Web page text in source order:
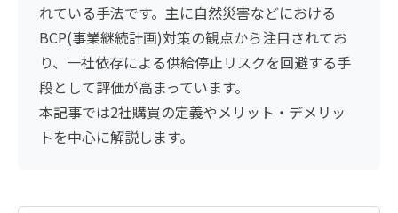
れている手法です。主に自然災害などにおける
BCP(事業継続計画)対策の観点から注目されてお
り、一社依存による供給停止リスクを回避する手
段として評価が高まっています。
本記事では2社購買の定義やメリット・デメリッ
トを中心に解説します。